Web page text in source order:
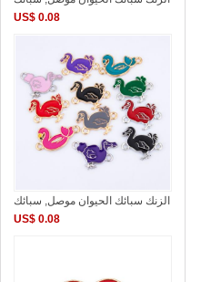
US$ 0.08
الزنك سبائك الحيوان موصل, سبائك
US$ 0.08